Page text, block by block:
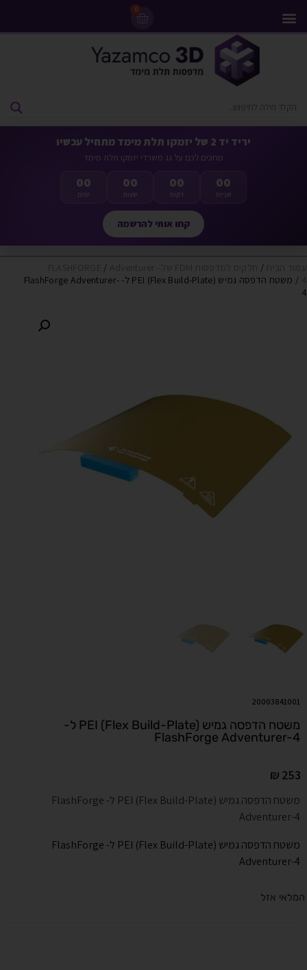
0
יריד יד 2 של יזמקו תלת מימד מתחיל עכשיו
מחכים לכם על גג משרדי יזמקו תלת מימד
00
ימים
00
שעות
00
דקות
00
שניות
קחו אותי להרשמה
/
/
/ משטח הדפסה גמיש PEI (Flex Build-Plate) ל- FlashForge Adventurer-
4
20003841001
משטח הדפסה גמיש PEI (Flex Build-Plate) ל-
FlashForge Adventurer-4
₪ 253
משטח הדפסה גמיש PEI (Flex Build-Plate) ל- FlashForge
Adventurer-4
משטח הדפסה גמיש PEI (Flex Build-Plate) ל- FlashForge
Adventurer-4
המלאי אזל